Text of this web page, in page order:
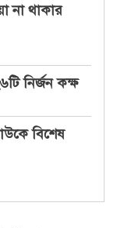
না থাকার
নির্জন কক্ষ
বিশেষ